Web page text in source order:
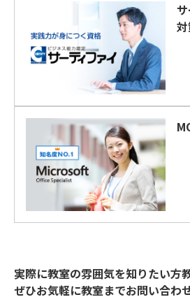
実際に教室の雰囲気を知りたい方
ぜひお気軽に教室までお問い合わ